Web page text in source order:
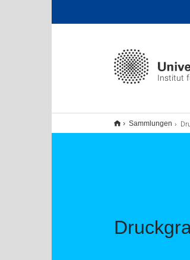
Institut
Sammlungen